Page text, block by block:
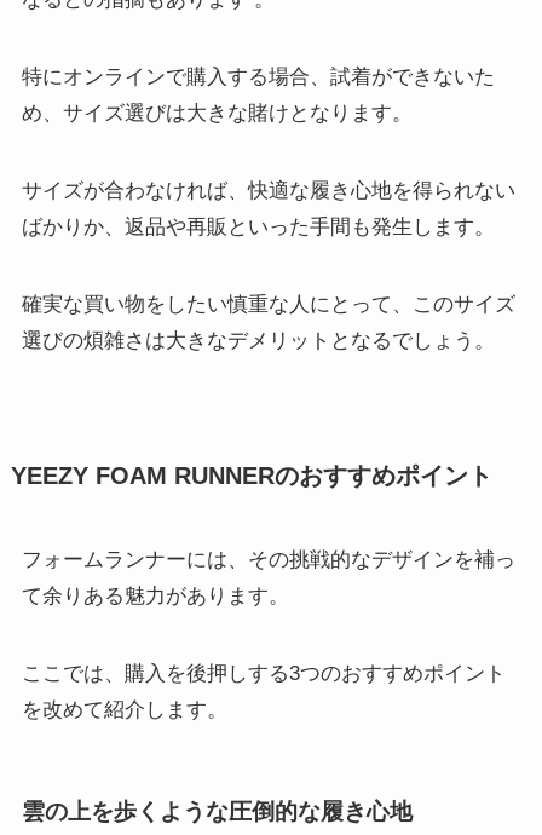
特にオンラインで購入する場合、試着ができないた
め、サイズ選びは大きな賭けとなります。
サイズが合わなければ、快適な履き心地を得られない
ばかりか、返品や再販といった手間も発生します。
確実な買い物をしたい慎重な人にとって、このサイズ
選びの煩雑さは大きなデメリットとなるでしょう。
YEEZY FOAM RUNNERのおすすめポイント
フォームランナーには、その挑戦的なデザインを補っ
て余りある魅力があります。
ここでは、購入を後押しする3つのおすすめポイント
を改めて紹介します。
雲の上を歩くような圧倒的な履き心地